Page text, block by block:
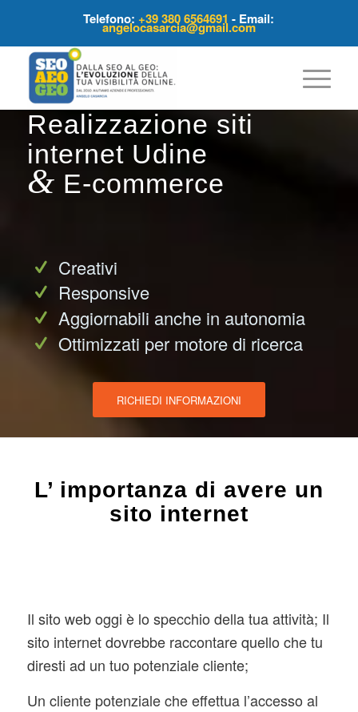
Telefono:+39 380 6564691 - Email:
angelocasarcia@gmail.com
Realizzazione siti
internet Udine
& E-commerce
Creativi
Responsive
Aggiornabili anche in autonomia
Ottimizzati per motore di ricerca
RICHIEDI INFORMAZIONI
L’ importanza di avere un
sito internet
Il sito web oggi è lo specchio della tua attività; Il
sito internet dovrebbe raccontare quello che tu
diresti ad un tuo potenziale cliente;
Un cliente potenziale che effettua l’accesso al